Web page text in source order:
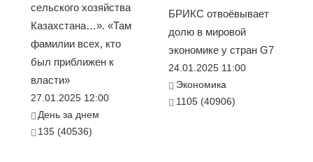
сельского хозяйства
Казахстана…». «Там
фамилии всех, кто
был приближен к
власти»
27.01.2025 12:00
День за днем
135 (40536)
БРИКС отвоёвывает
долю в мировой
экономике у стран G7
24.01.2025 11:00
Экономика
1105 (40906)